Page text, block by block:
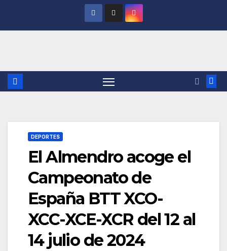
DEPORTES
El Almendro acoge el
Campeonato de
España BTT XCO-
XCC-XCE-XCR del 12 al
14 julio de 2024